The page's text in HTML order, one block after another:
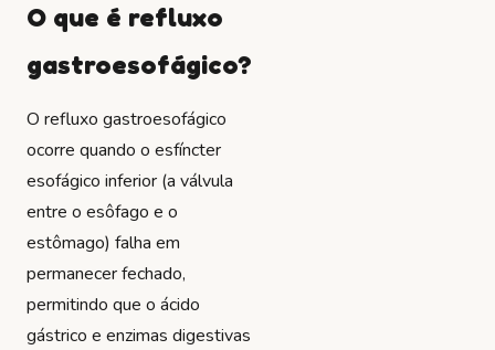
O que é refluxo
gastroesofágico?
O refluxo gastroesofágico
ocorre quando o esfíncter
esofágico inferior (a válvula
entre o esôfago e o
estômago) falha em
permanecer fechado,
permitindo que o ácido
gástrico e enzimas digestivas